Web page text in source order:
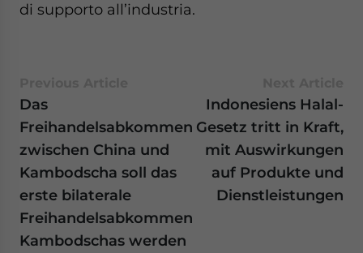
di supporto all’industria.
Das
Freihandelsabkommen
zwischen China und
Kambodscha soll das
erste bilaterale
Freihandelsabkommen
Kambodschas werden
Indonesiens Halal-
Gesetz tritt in Kraft,
mit Auswirkungen
auf Produkte und
Dienstleistungen